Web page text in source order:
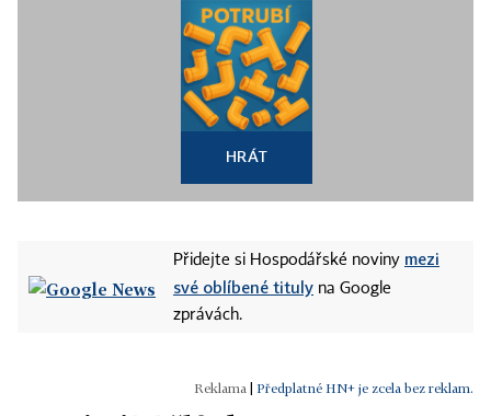
HRÁT
Přidejte si Hospodářské noviny mezi
své oblíbené tituly na Google
zprávách.
Předplatné HN+ je zcela bez reklam.